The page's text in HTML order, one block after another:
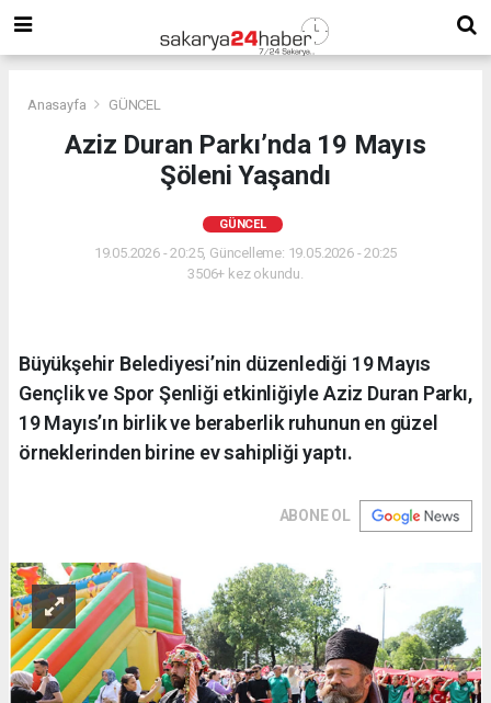
Anasayfa GÜNCEL
Aziz Duran Parkı’nda 19 Mayıs
Şöleni Yaşandı
GÜNCEL
19.05.2026 - 20:25, Güncelleme: 19.05.2026 - 20:25
3506+ kez okundu.
Büyükşehir Belediyesi’nin düzenlediği 19 Mayıs
Gençlik ve Spor Şenliği etkinliğiyle Aziz Duran Parkı,
19 Mayıs’ın birlik ve beraberlik ruhunun en güzel
örneklerinden birine ev sahipliği yaptı.
ABONE OL